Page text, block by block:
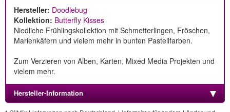
Hersteller: Doodlebug
Kollektion: Butterfly Kisses
Niedliche Frühlingskollektion mit Schmetterlingen, Fröschen,
Marienkäfern und vielem mehr in bunten Pastellfarben.
Zum Verzieren von Alben, Karten, Mixed Media Projekten und
vielem mehr.
Hersteller-Information